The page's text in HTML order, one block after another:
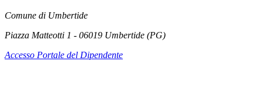
Comune di Umbertide
Piazza Matteotti 1 - 06019 Umbertide (PG)
Accesso Portale del Dipendente